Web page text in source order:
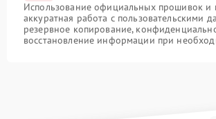
Использование официальных прошивок и
аккуратная работа с пользовательскими
резервное копирование,
восстановление информации при